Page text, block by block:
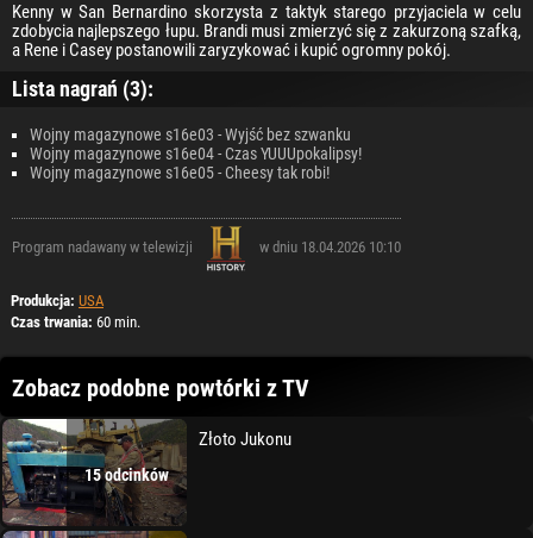
Kenny w San Bernardino skorzysta z taktyk starego przyjaciela w celu
zdobycia najlepszego łupu. Brandi musi zmierzyć się z zakurzoną szafką,
a Rene i Casey postanowili zaryzykować i kupić ogromny pokój.
Lista nagrań (3):
Wojny magazynowe s16e03 - Wyjść bez szwanku
Wojny magazynowe s16e04 - Czas YUUUpokalipsy!
Wojny magazynowe s16e05 - Cheesy tak robi!
Program nadawany w telewizji w dniu 18.04.2026 10:10
Produkcja: USA
Czas trwania: 60 min.
Zobacz podobne powtórki z TV
15 odcinków
Złoto Jukonu